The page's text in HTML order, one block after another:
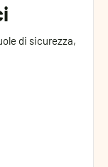
di sicurezza,